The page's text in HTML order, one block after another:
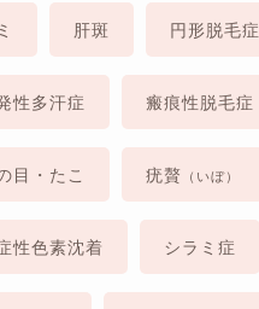
肝斑 円形脱毛症
性多汗症 瘢痕性脱毛症
目・たこ 疣贅 （いぼ）
性色素沈着 シラミ症